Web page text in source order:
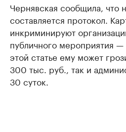
Чернявская сообщила, что
составляется протокол.
инкриминируют
публичного мероприятия
этой статье ему может
300 тыс. руб., так и
30 суток.